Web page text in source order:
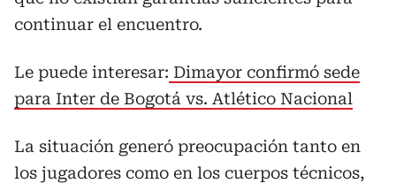
continuar el encuentro.
Le puede interesar: Dimayor confirmó sede
para Inter de Bogotá vs. Atlético Nacional
La situación generó preocupación tanto en
los jugadores como en los cuerpos técnicos,